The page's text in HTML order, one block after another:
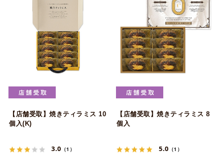
【店舗受取】焼きティラミス 10
個入(K)
3.0 （1）
【店舗受取】焼きティラミス 8
個入
5.0 （1）